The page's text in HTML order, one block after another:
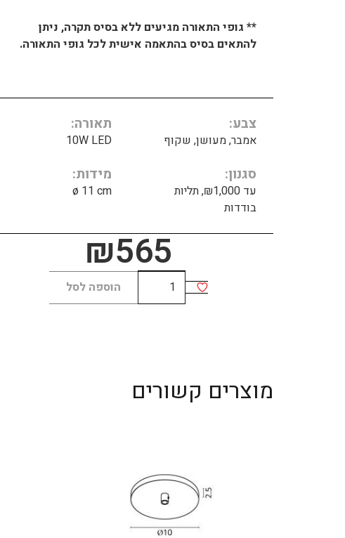
** גופי התאורה מגיעים ללא בסיס תקרה, ניתן
להתאים בסיס בהתאמה אישית לכל גופי התאורה.
צבע
אמבר, מעושן, שקוף
תאורה
10W LED
סגנון
עד ₪1,000, תליות
בודדות
מידות
ø 11 cm
₪565
כמות
של
הוספה לסל
מוצרים קשורים